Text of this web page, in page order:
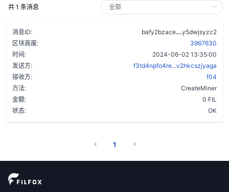
共 1 条消息
消息ID: bafy2bzace
y5dwjsyzc2
区块高度:
3967630
时间:
2024-06-02 13:35:00
发送方:
f3td4npfo4re...v2hkcszjyaga
接收方:
f04
方法:
CreateMiner
金额:
0 FIL
状态:
OK
1